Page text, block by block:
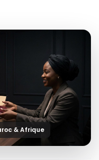
& Afrique